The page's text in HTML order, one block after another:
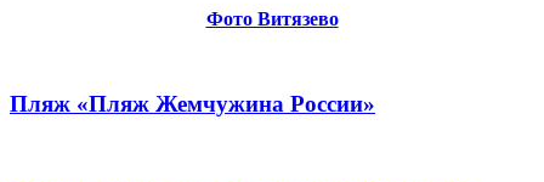
Фото Витязево
Пляж «Пляж Жемчужина России»